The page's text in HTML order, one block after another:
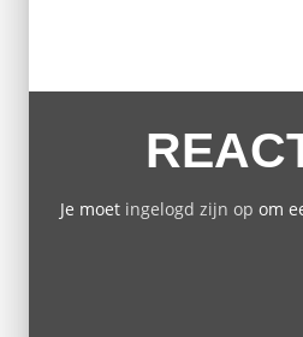
Je moet ingelogd zijn op om